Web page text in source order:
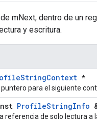
mNext, dentro de un
y escritura.
*
puntero para el siguiente
ProfileStringInfo
referencia de solo lectura a